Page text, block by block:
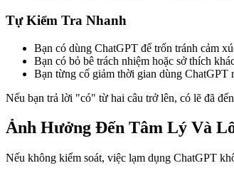
Tự Kiểm Tra Nhanh
Bạn có dùng ChatGPT để trốn tránh cảm
Bạn có bỏ bê trách nhiệm hoặc sở thích
Bạn từng cố giảm thời gian dùng ChatGPT
Nếu bạn trả lời "có" từ hai câu trở lên, có lẽ đã
Ảnh Hưởng Đến Tâm Lý Và
Nếu không kiểm soát, việc lạm dụng ChatGPT